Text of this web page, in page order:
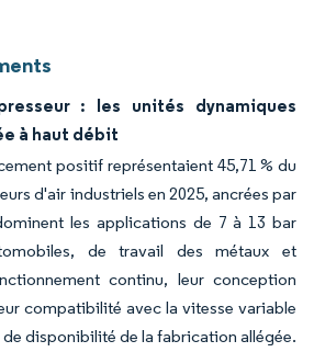
: les unités dynamiques
à haut débit
positif représentaient 45,71 % du
d'air industriels en 2025, ancrées par
les applications de 7 à 13 bar
de travail des métaux et
continu, leur conception
compatibilité avec la vitesse variable
disponibilité de la fabrication allégée.